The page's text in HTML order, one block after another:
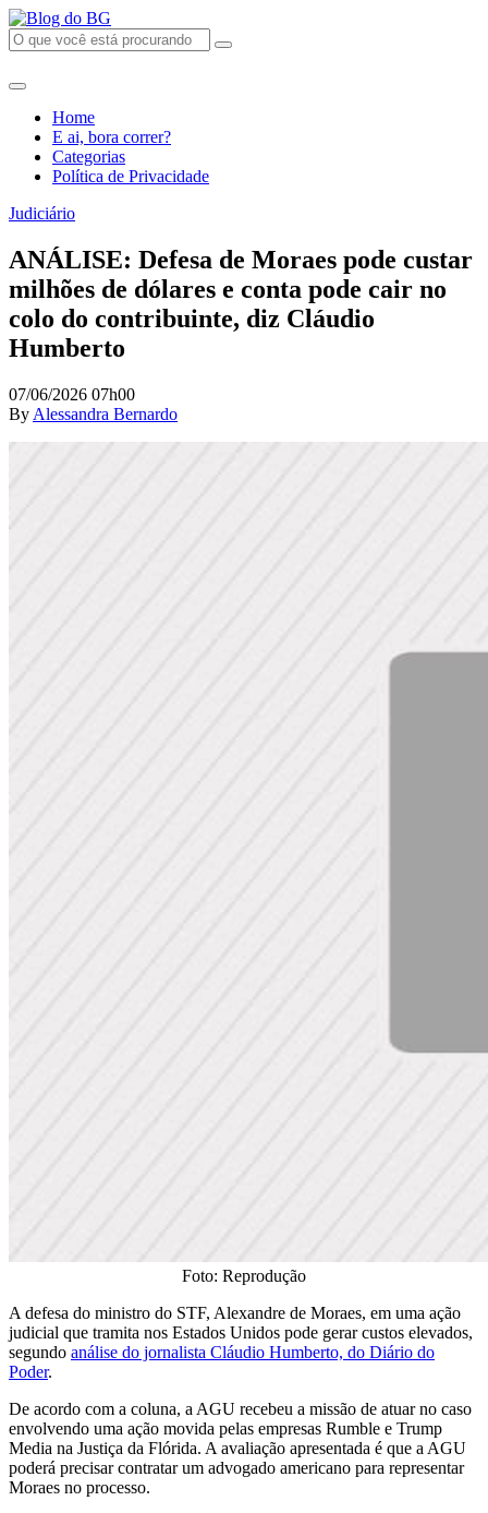
Home
E ai, bora correr?
Categorias
Política de Privacidade
Judiciário
ANÁLISE: Defesa de Moraes pode custar
milhões de dólares e conta pode cair no
colo do contribuinte, diz Cláudio
Humberto
07/06/2026 07h00
By Alessandra Bernardo
Foto: Reprodução
A defesa do ministro do STF, Alexandre de Moraes, em uma ação
judicial que tramita nos Estados Unidos pode gerar custos elevados,
segundo análise do jornalista Cláudio Humberto, do Diário do
Poder.
De acordo com a coluna, a AGU recebeu a missão de atuar no caso
envolvendo uma ação movida pelas empresas Rumble e Trump
Media na Justiça da Flórida. A avaliação apresentada é que a AGU
poderá precisar contratar um advogado americano para representar
Moraes no processo.